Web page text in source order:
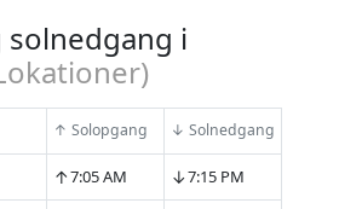
solnedgang i
↑ Solopgang ↓ Solnedgang
↑7:05 AM ↓7:15 PM